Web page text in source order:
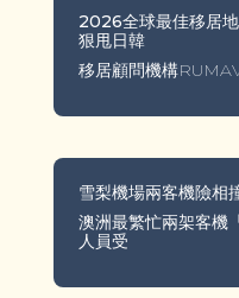
2026全球最佳移居
狠甩日韓
移居顧問機構
雪梨機場兩客機險相
澳洲最繁忙兩架客機
人員受